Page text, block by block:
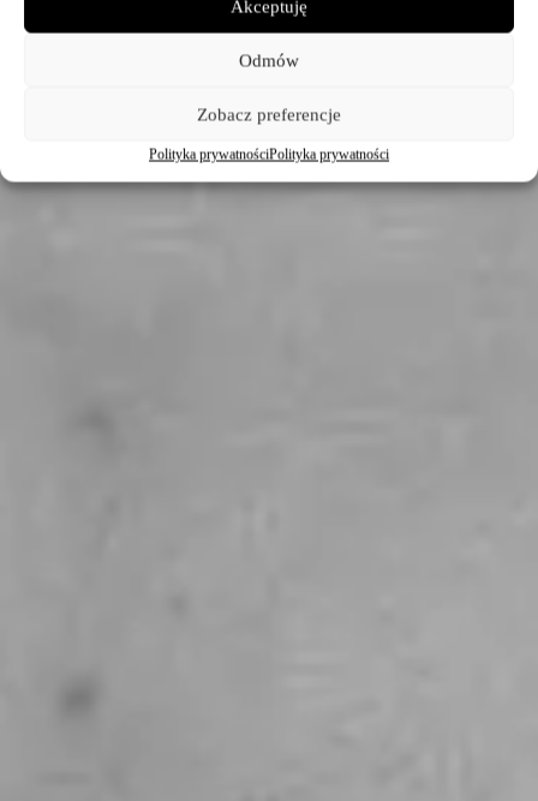
Akceptuję
Odmów
Zobacz preferencje
Polityka prywatnościPolityka prywatności